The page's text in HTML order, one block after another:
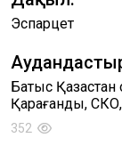
Эспарцет
Батыс
Қарағанды, СКО,
352